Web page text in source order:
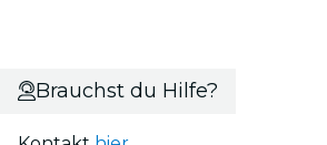
Brauchst du Hilfe?